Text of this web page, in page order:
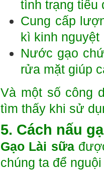
tình trạng tiểu
Cung cấp
kì kinh nguyệt
Nước gạo
rửa mặt giúp
Và một số công
tìm thấy khi sử
5. Cách nấu
Gạo Lài sữa
chúng ta để